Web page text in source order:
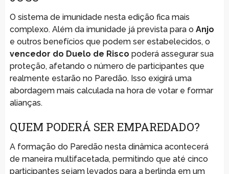
O sistema de imunidade nesta edição fica mais
complexo. Além da imunidade já prevista para o Anjo
e outros benefícios que podem ser estabelecidos, o
vencedor do Duelo de Risco poderá assegurar sua
proteção, afetando o número de participantes que
realmente estarão no Paredão. Isso exigirá uma
abordagem mais calculada na hora de votar e formar
alianças.
QUEM PODERÁ SER EMPAREDADO?
A formação do Paredão nesta dinâmica acontecerá
de maneira multifacetada, permitindo que até cinco
participantes sejam levados para a berlinda em um